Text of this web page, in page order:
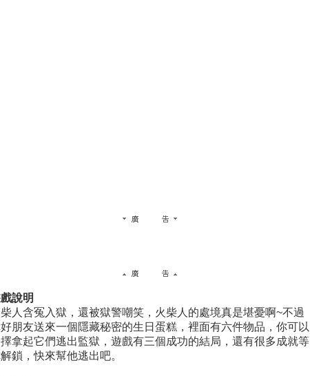
說明
人含冤入獄，還被獄警嘲笑，火柴人的處境真是堪憂啊~不過
朋友送來一個隱藏秘密的生日蛋糕，裡面有六件物品，你可以
拿起它們逃出監獄，遊戲有三個成功的結局，還有很多成就等
鎖，快來幫他逃出吧。